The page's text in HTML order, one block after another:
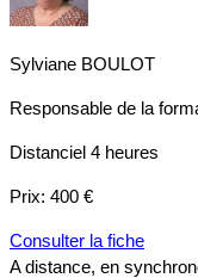
Sylviane BOULOT
Responsable de la
Distanciel 4 heures
Prix: 400 €
Consulter la fiche
A distance, en